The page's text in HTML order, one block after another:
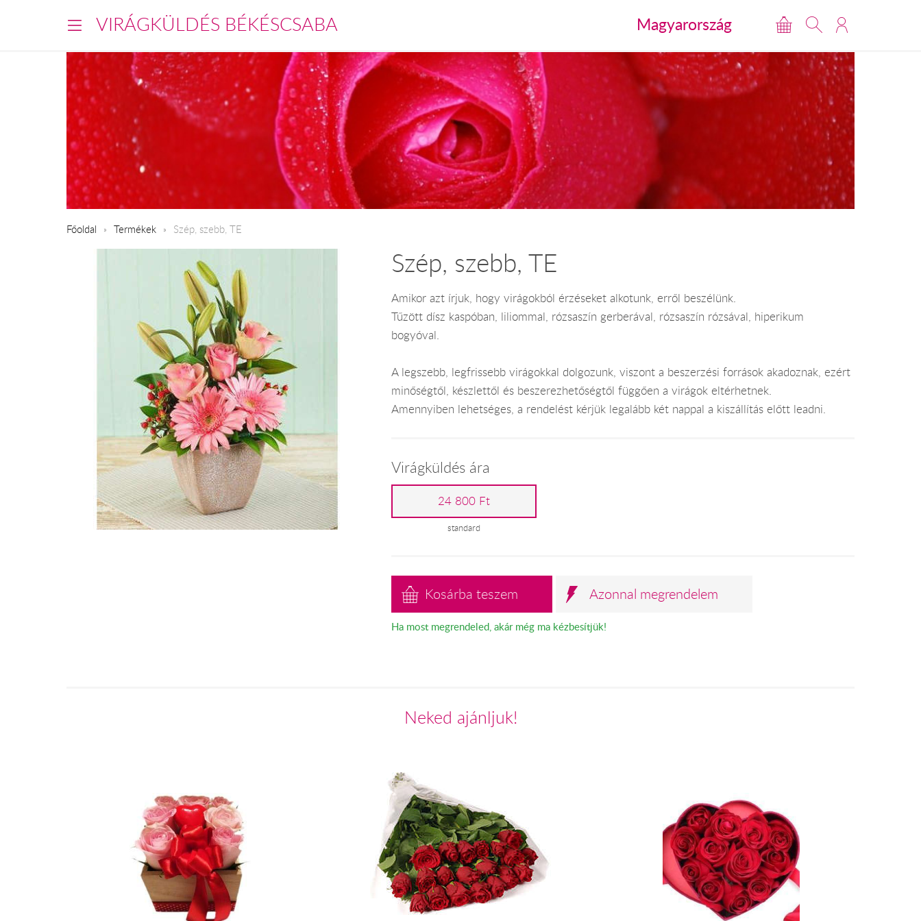
VIRÁGKÜLDÉS BÉKÉSCSABA Magyarország
Főoldal Termékek Szép, szebb, TE
Szép, szebb, TE
Amikor azt írjuk, hogy virágokból érzéseket alkotunk, erről beszélünk.
Tűzött dísz kaspóban, liliommal, rózsaszín gerberával, rózsaszín rózsával, hiperikum
bogyóval.
A legszebb, legfrissebb virágokkal dolgozunk, viszont a beszerzési források akadoznak, ezért
minőségtől, készlettől és beszerezhetőségtől függően a virágok eltérhetnek.
Amennyiben lehetséges, a rendelést kérjük legalább két nappal a kiszállítás előtt leadni.
Virágküldés ára
24 800 Ft
standard
Kosárba teszem Azonnal megrendelem
Ha most megrendeled, akár még ma kézbesítjük!
Neked ajánljuk!